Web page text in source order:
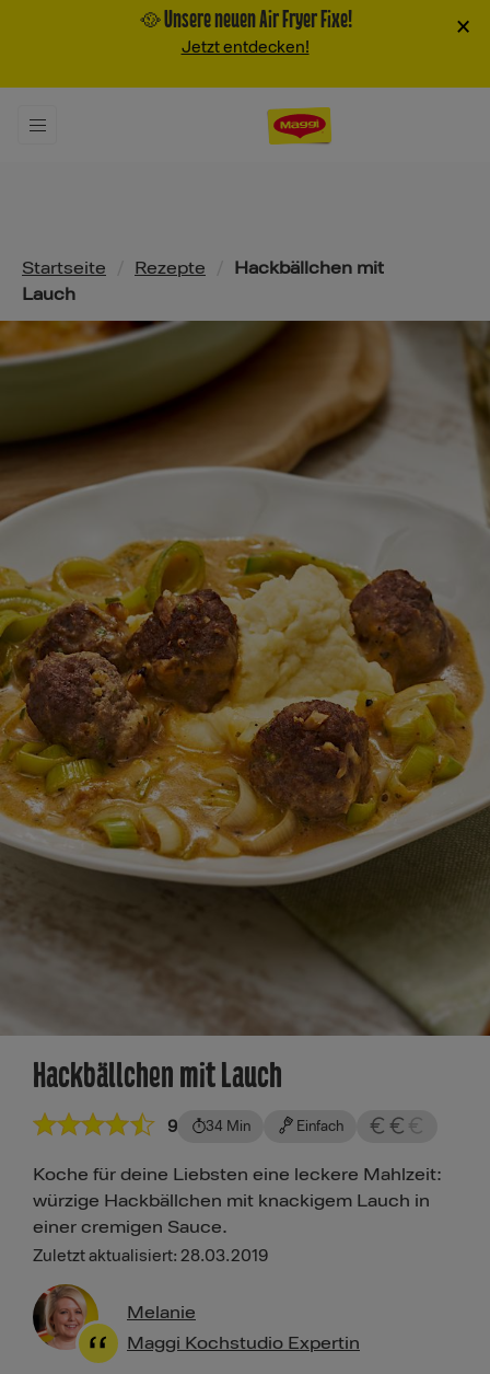
🥘 Unsere neuen Air Fryer Fixe!
Jetzt entdecken!
×
Pfadnavigation
Startseite Rezepte
Hackbällchen mit
Lauch
Hackbällchen mit Lauch
9 34 Min Einfach
Koche für deine Liebsten eine leckere Mahlzeit:
würzige Hackbällchen mit knackigem Lauch in
einer cremigen Sauce.
Zuletzt aktualisiert: 28.03.2019
Melanie
Maggi Kochstudio Expertin